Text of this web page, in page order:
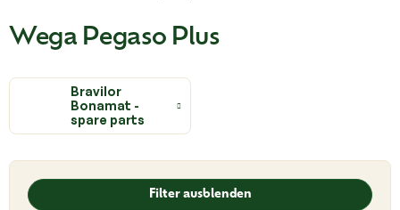
Wega Pegaso Plus
Bravilor
Bonamat -
spare parts
Filter ausblenden
L